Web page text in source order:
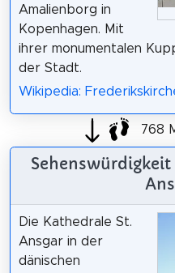
Amalienborg in
Kopenhagen. Mit
ihrer monumentalen
der Stadt.
Wikipedia:
768
Sehenswürdigkeit
Die Kathedrale St.
Ansgar in der
dänischen